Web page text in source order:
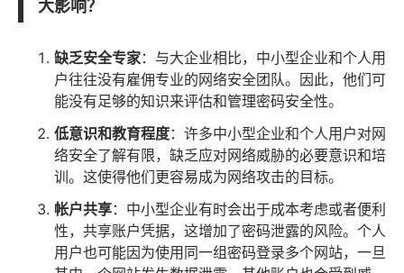
大影响？
缺乏安全专家：与大企业相比，中小型企业和个人用
户往往没有雇佣专业的网络安全团队。因此，他们可
能没有足够的知识来评估和管理密码安全性。
低意识和教育程度：许多中小型企业和个人用户对网
络安全了解有限，缺乏应对网络威胁的必要意识和培
训。这使得他们更容易成为网络攻击的目标。
帐户共享：中小型企业有时会出于成本考虑或者便利
性，共享账户凭据，这增加了密码泄露的风险。个人
用户也可能因为使用同一组密码登录多个网站，一旦